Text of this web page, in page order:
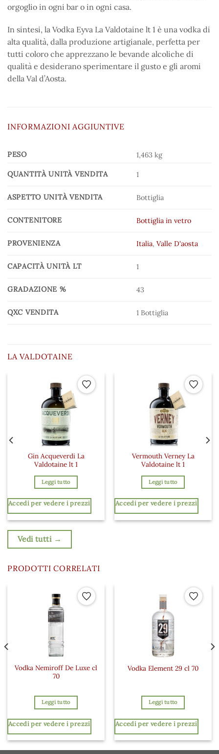
orgoglio in ogni bar o in ogni casa.
In sintesi, la Vodka Eyva La Valdotaine lt 1 è una vodka di
alta qualità, dalla produzione artigianale, perfetta per
tutti coloro che apprezzano le bevande alcoliche di
qualità e desiderano sperimentare il gusto e gli aromi
della Val d’Aosta.
INFORMAZIONI AGGIUNTIVE
PESO 1,463 kg
QUANTITÀ UNITÀ VENDITA 1
ASPETTO UNITÀ VENDITA Bottiglia
CONTENITORE Bottiglia in vetro
PROVENIENZA Italia,Valle D'aosta
CAPACITÀ UNITÀ LT 1
GRADAZIONE % 43
QXC VENDITA 1 Bottiglia
LA VALDOTAINE
Aggiungi ai preferiti
Gin Acqueverdi La
Valdotaine lt 1
Leggi tutto
Accedi per vedere i prezzi
Vermouth Verney La
Valdotaine lt 1
Leggi tutto
Accedi per vedere i prezzi
Vedi tutti →
PRODOTTI CORRELATI
Aggiungi ai preferiti
Vodka Nemiroff De Luxe cl
70
Leggi tutto
Accedi per vedere i prezzi
Vodka Element 29 cl 70
Leggi tutto
Accedi per vedere i prezzi